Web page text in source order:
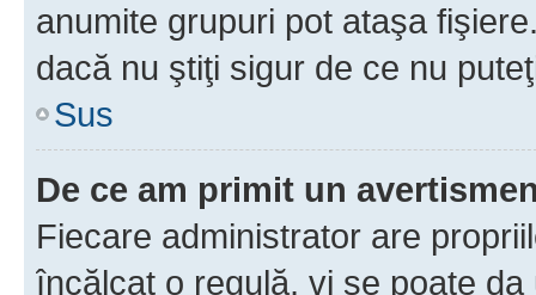
anumite grupuri pot ataşa
dacă nu ştiţi sigur de ce nu
Sus
De ce am primit un
Fiecare administrator are
încălcat o regulă, vi se poate